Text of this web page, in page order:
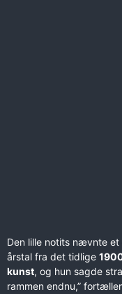
Den lille notits nævnte
årstal fra det tidlige
kunst, og hun sagde
rammen endnu,”